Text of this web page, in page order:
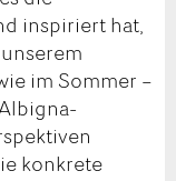
inspiriert hat,
im Sommer –
konkrete